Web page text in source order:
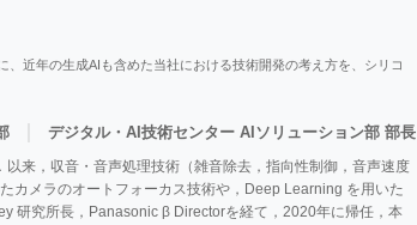
近年の生成AIも含めた当社における技術開発の考え方を、シリコ
デジタル・AI技術センター AIソリューション部 部長
来，収音・音声処理技術（雑音除去，指向性制御，音声速度
カメラのオートフォーカス技術や，Deep Learning を用いた
研究所長，Panasonic β Directorを経て，2020年に帰任，本